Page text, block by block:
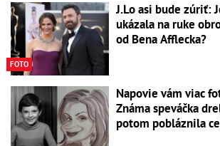
FOTO
J.Lo asi bude zúriť:
ukázala na ruke
od Bena Afflecka?
Napovie vám viac
Známa speváčka
potom pobláznila